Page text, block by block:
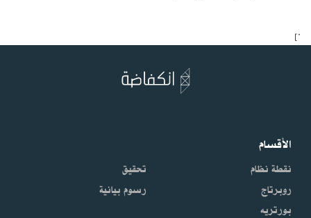
"]
الأقسام
نقطة نظام
تحقيق
روبرتاج
رسوم بيانية
بورتريه